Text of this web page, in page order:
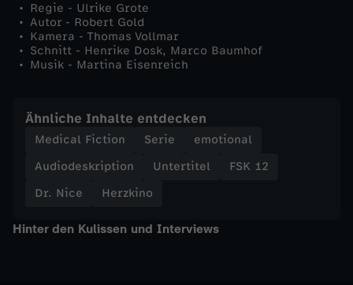
Regie - Ulrike Grote
Autor - Robert Gold
Kamera - Thomas Vollmar
Schnitt - Henrike Dosk, Marco Baumhof
Musik - Martina Eisenreich
Ähnliche Inhalte entdecken
Medical Fiction Serie
emotional
Audiodeskription
Untertitel
FSK 12
Dr. Nice
Herzkino
Hinter den Kulissen und Interviews